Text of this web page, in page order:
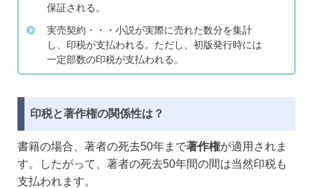
保証される。
実売契約・・・小説が実際に売れた数分を集計
し、印税が支払われる。ただし、初版発行時には
一定部数の印税が支払われる。
印税と著作権の関係性は？
書籍の場合、著者の死去50年まで著作権が適用されま
す。したがって、著者の死去50年間の間は当然印税も
支払われます。